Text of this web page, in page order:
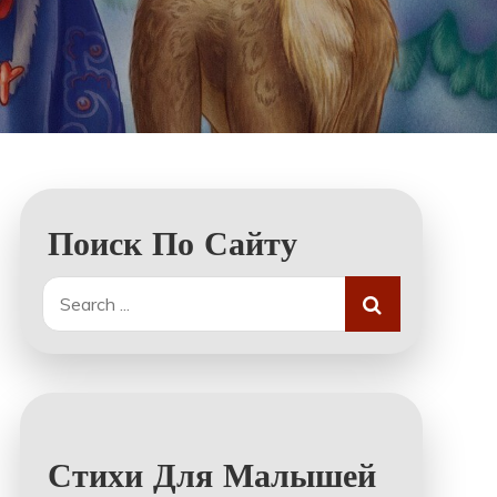
Поиск По Сайту
Search
for:
Стихи Для Малышей